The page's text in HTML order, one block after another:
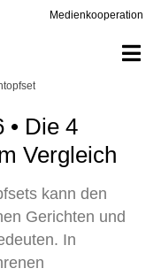
Medienkooperation
Vergleich
kann den
Gerichten und
In